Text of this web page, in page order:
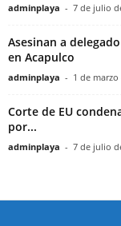
adminplaya - 7 de julio
Asesinan a
en Acapulco
adminplaya - 1 de marzo
Corte de EU
por...
adminplaya - 7 de julio